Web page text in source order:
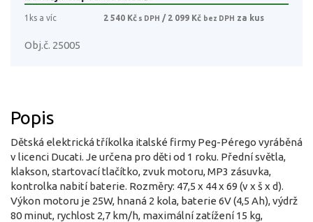
1ks a víc 2 540 Kč s DPH / 2 099 Kč bez DPH za kus
Obj.č. 25005
Popis
Dětská elektrická tříkolka italské firmy Peg-Pérego vyráběná
v licenci Ducati. Je určena pro děti od 1 roku. Přední světla,
klakson, startovací tlačítko, zvuk motoru, MP3 zásuvka,
kontrolka nabití baterie. Rozměry: 47,5 x 44 x 69 (v x š x d).
Výkon motoru je 25W, hnaná 2 kola, baterie 6V (4,5 Ah), výdrž
80 minut, rychlost 2,7 km/h, maximální zatížení 15 kg,